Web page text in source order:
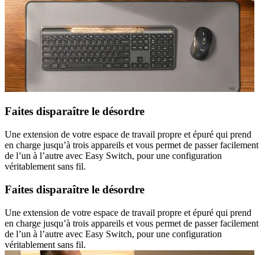
Faites disparaître le désordre
Une extension de votre espace de travail propre et épuré qui prend
en charge jusqu’à trois appareils et vous permet de passer facilement
de l’un à l’autre avec Easy Switch, pour une configuration
véritablement sans fil.
Faites disparaître le désordre
Une extension de votre espace de travail propre et épuré qui prend
en charge jusqu’à trois appareils et vous permet de passer facilement
de l’un à l’autre avec Easy Switch, pour une configuration
véritablement sans fil.